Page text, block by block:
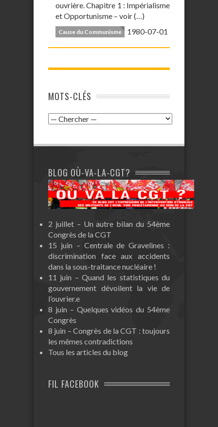
ouvrière. Chapitre 1 : Impérialisme
et Opportunisme – voir (…)
Cause du Communisme 1980-07-01
MOTS-CLÉS
BLOG OÙ-VA-LA-CGT?
2 juillet – Un autre bilan du 54ème
Congrès de la CGT
15 juin – Centrale de Gravelines :
discrimination face aux accidents
dans la sous-traitance nucléaire !
11 juin – Quand les statistiques du
gouvernement dévoilent la vie de
l’ouvrier.e
8 juin – Quelques vidéos du 54ème
Congrès
8 juin – Congrès de la CGT : toujours
les mêmes contradictions
Tous les articles du blog
FIL FACEBOOK